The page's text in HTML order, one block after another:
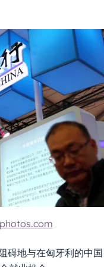
碍地与在匈牙利的中国